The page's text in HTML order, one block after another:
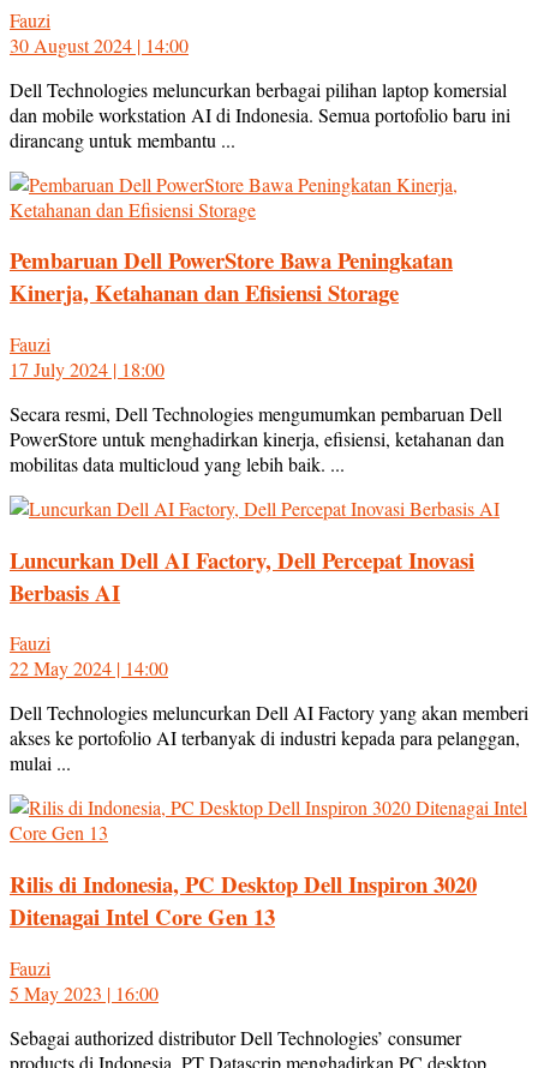
Fauzi
30 August 2024 | 14:00
Dell Technologies meluncurkan berbagai pilihan laptop komersial
dan mobile workstation AI di Indonesia. Semua portofolio baru ini
dirancang untuk membantu ...
Pembaruan Dell PowerStore Bawa Peningkatan
Kinerja, Ketahanan dan Efisiensi Storage
Fauzi
17 July 2024 | 18:00
Secara resmi, Dell Technologies mengumumkan pembaruan Dell
PowerStore untuk menghadirkan kinerja, efisiensi, ketahanan dan
mobilitas data multicloud yang lebih baik. ...
Luncurkan Dell AI Factory, Dell Percepat Inovasi
Berbasis AI
Fauzi
22 May 2024 | 14:00
Dell Technologies meluncurkan Dell AI Factory yang akan memberi
akses ke portofolio AI terbanyak di industri kepada para pelanggan,
mulai ...
Rilis di Indonesia, PC Desktop Dell Inspiron 3020
Ditenagai Intel Core Gen 13
Fauzi
5 May 2023 | 16:00
Sebagai authorized distributor Dell Technologies’ consumer
products di Indonesia, PT Datascrip menghadirkan PC desktop